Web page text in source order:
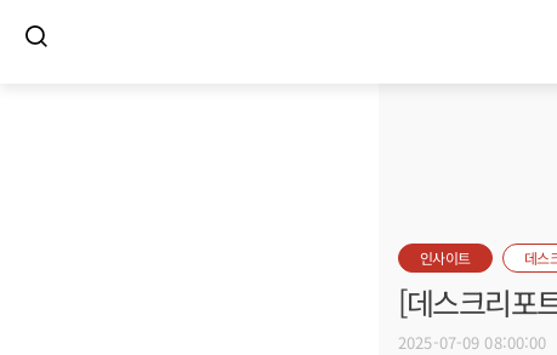
인사이트 데스
[데스크리포
2025-07-09 08:00:00